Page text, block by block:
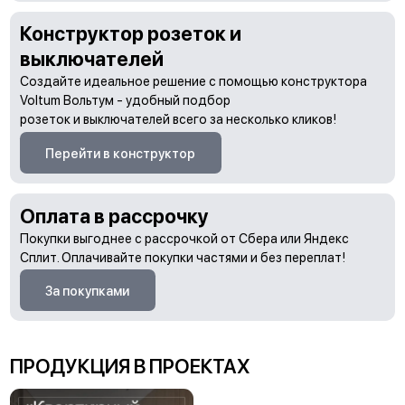
Конструктор розеток и
выключателей
Создайте идеальное решение с помощью конструктора
Voltum Вольтум - удобный подбор
розеток и выключателей всего за несколько кликов!
Перейти в конструктор
Оплата в рассрочку
Покупки выгоднее с рассрочкой от Сбера или Яндекс
Сплит. Оплачивайте покупки частями и без переплат!
За покупками
ПРОДУКЦИЯ В ПРОЕКТАХ